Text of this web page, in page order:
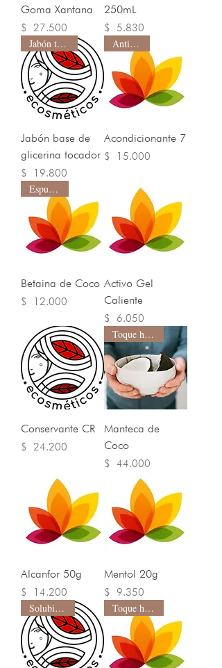
Goma Xantana
Precio
$ 27.500
250mL
Precio
$ 5.830
Jabón tocador
Jabón base de
glicerina tocador
Precio
$ 19.800
Anti-Frizz
Acondicionante 7
Precio
$ 15.000
Espumante
Betaina de Coco
Precio
$ 12.000
Activo Gel
Caliente
Precio
$ 6.050
Conservante CR
Precio
$ 24.200
Toque húmedo
Manteca de
Coco
Precio
$ 44.000
Alcanfor 50g
Precio
$ 14.200
Mentol 20g
Precio
$ 9.350
Solubilizante Toque húmedo